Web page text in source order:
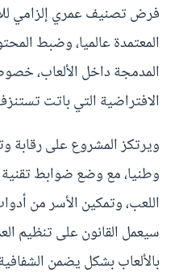
فرض تصنيف عمري إلزامي
المعتمدة عالميا، وضبط
المدمجة داخل الألعاب،
الافتراضية التي باتت
ويرتكز المشروع على رقابة
وطنيا، مع وضع ضوابط
اللعب، وتمكين الأسر من
سيعمل القانون على تنظيم
بالألعاب بشكل يضمن